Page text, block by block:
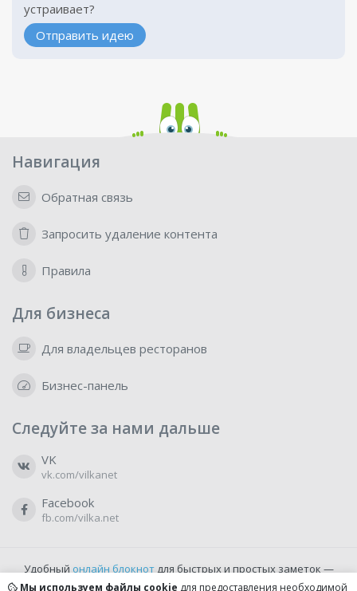
устраивает?
Отправить идею
Навигация
Обратная связь
Запросить удаление контента
Правила
Для бизнеса
Для владельцев ресторанов
Бизнес-панель
Следуйте за нами дальше
VK
vk.com/vilkanet
Facebook
fb.com/vilka.net
Удобный онлайн блокнотдля быстрых и простых заметок —
бесплатно и доступно прямо из браузера.
Мы используем файлы cookie для предоставления необходимой